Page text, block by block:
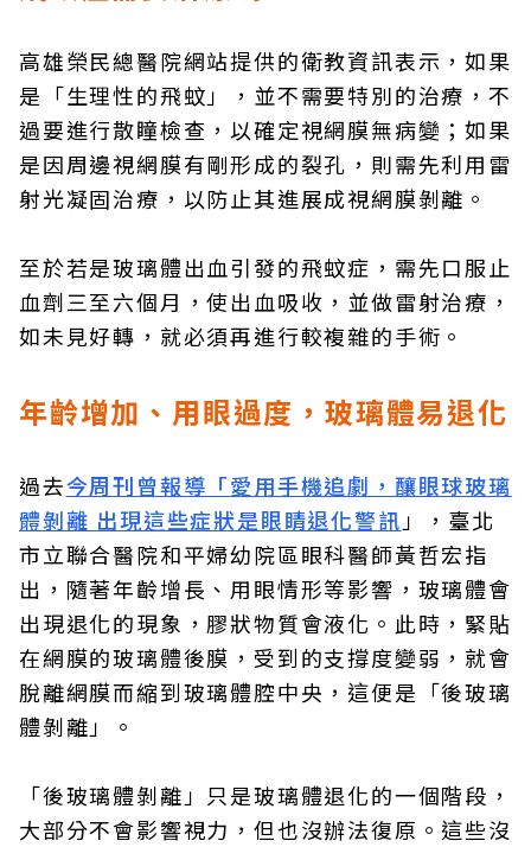
高雄榮民總醫院網站提供的衛教資訊表示，如果
是「生理性的飛蚊」，並不需要特別的治療，不
過要進行散瞳檢查，以確定視網膜無病變；如果
是因周邊視網膜有剛形成的裂孔，則需先利用雷
射光凝固治療，以防止其進展成視網膜剝離。
至於若是玻璃體出血引發的飛蚊症，需先口服止
血劑三至六個月，使出血吸收，並做雷射治療，
如未見好轉，就必須再進行較複雜的手術。
年齡增加、用眼過度，玻璃體易退化
過去今周刊曾報導「愛用手機追劇，釀眼球玻璃
體剝離 出現這些症狀是眼睛退化警訊 」，臺北
市立聯合醫院和平婦幼院區眼科醫師黃哲宏指
出，隨著年齡增長、用眼情形等影響，玻璃體會
出現退化的現象，膠狀物質會液化。此時，緊貼
在網膜的玻璃體後膜，受到的支撐度變弱，就會
脫離網膜而縮到玻璃體腔中央，這便是「後玻璃
體剝離」。
「後玻璃體剝離」只是玻璃體退化的一個階段，
大部分不會影響視力，但也沒辦法復原。這些沒